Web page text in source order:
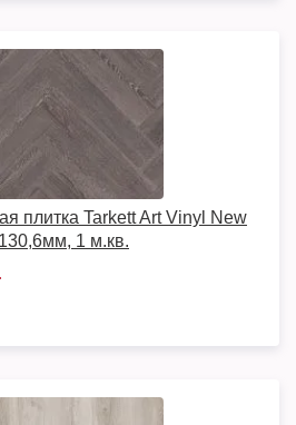
плитка Tarkett Art Vinyl New
1 м.кв.